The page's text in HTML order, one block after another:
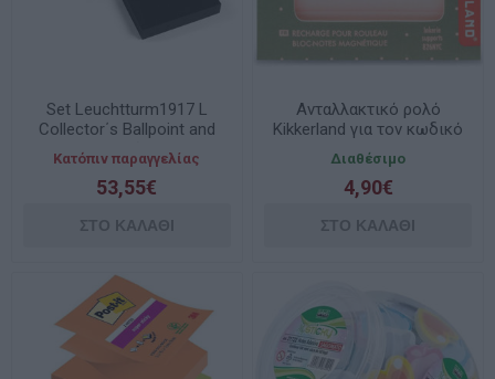
Set Leuchtturm1917 L
Collector΄s Ballpoint and
σημειωματάριο Bujo
Turquoise
Κατόπιν παραγγελίας
53,55€
Ανταλλακτικό ρολό
Kikkerland για τον κωδικό
INK30
Διαθέσιμο
4,90€